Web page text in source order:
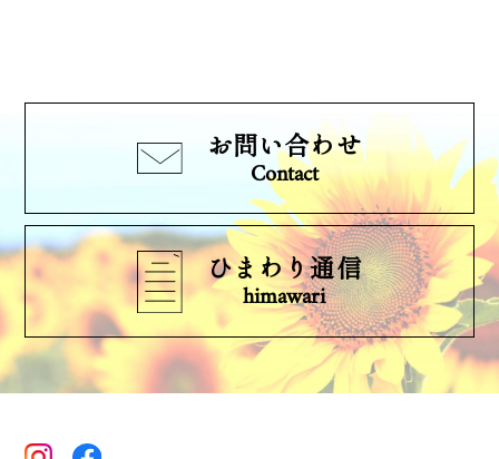
お問い合わせ
Contact
ひまわり通信
himawari